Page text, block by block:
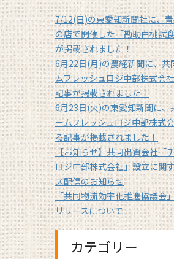
7/12(日)の東愛知新聞社に、
の店で開催した「勘助白桃試
が掲載されました！
6月22日(月)の農経新聞に、共
ムフレッシュロジ中部株式会
記事が掲載されました！
6月23日(火)の東愛知新聞に、
ームフレッシュロジ中部株式
る記事が掲載されました！
【お知らせ】共同出資会社「
ロジ中部株式会社」設立に関
ス配信のお知らせ
「共同物流効率化推進協議会
リリースについて
カテゴリー